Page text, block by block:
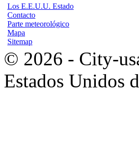
Los E.E.U.U. Estado
Contacto
Parte meteorológico
Mapa
Sitemap
© 2026 - City-
Estados Unidos